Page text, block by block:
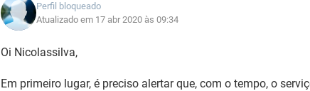
Perfil bloqueado
Atualizado em 17 abr 2020 às 09:34
Oi Nicolassilva,
Em primeiro lugar, é preciso alertar que, com o tempo, o